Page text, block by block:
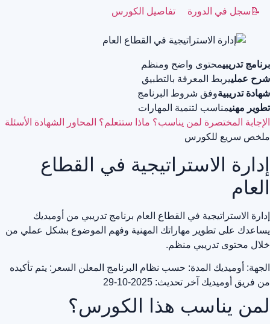
📝 سجل في الدورة تفاصيل الكورس
برنامج تدريبيمحتوى واضح ومنظم
شرح عملييربط المعرفة بالتطبيق
شهادة تدريبيةوفق شروط البرنامج
تطوير مهنيمناسب لتنمية المهارات
الإجابة المختصرة لمن يناسب؟ ماذا ستتعلم؟ المحاور الشهادة الأسئلة
ملخص سريع للكورس
إدارة الاستراتيجية في القطاع
العام
إدارة الاستراتيجية في القطاع العام برنامج تدريبي من أوميديك
يساعدك على تطوير مهاراتك المهنية وفهم الموضوع بشكل عملي من
خلال محتوى تدريبي منظم.
الجهة: أوميديك المدة: حسب نظام البرنامج المعلن السعر: يتم تأكيده
من فريق أوميديك آخر تحديث: 2025-10-29
لمن يناسب هذا الكورس؟